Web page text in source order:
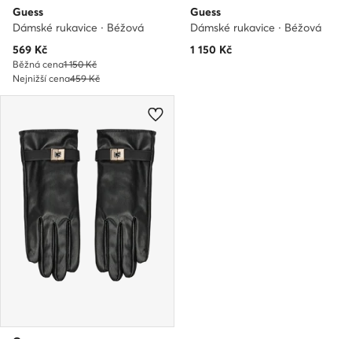
Guess
Dámské rukavice · Béžová
Aktuální cena
569 Kč
Běžná cena1 150 Kč
Nejnižší cena459 Kč
Guess
Dámské rukavice · Béžová
1 150 Kč